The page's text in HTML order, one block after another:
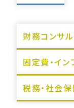
財務コンサ
固定費・イ
税務・社会